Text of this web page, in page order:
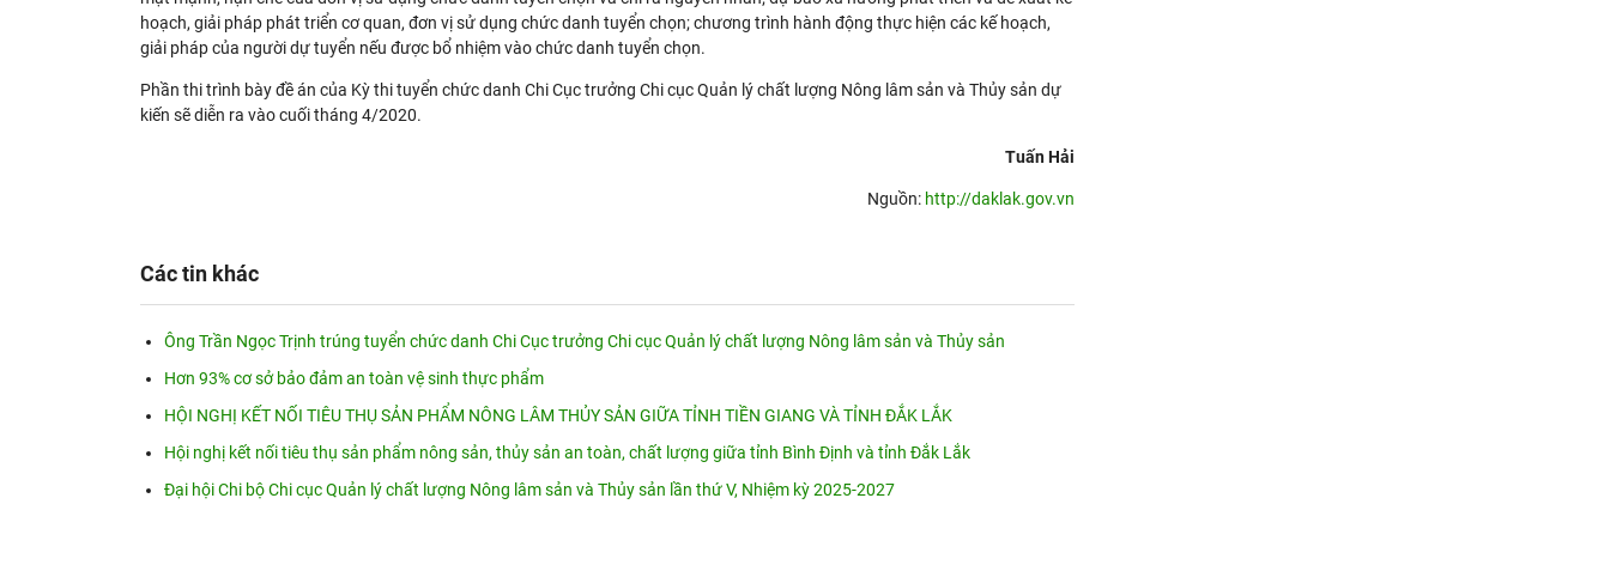
hoạch, giải pháp phát triển cơ quan, đơn vị sử dụng chức danh tuyển chọn; chương trình hành động thực hiện các kế hoạch,
giải pháp của người dự tuyển nếu được bổ nhiệm vào chức danh tuyển chọn.
Phần thi trình bày đề án của Kỳ thi tuyển chức danh Chi Cục trưởng Chi cục Quản lý chất lượng Nông lâm sản và Thủy sản dự
kiến sẽ diễn ra vào cuối tháng 4/2020.
Tuấn Hải
Nguồn: http://daklak.gov.vn
Các tin khác
Ông Trần Ngọc Trịnh trúng tuyển chức danh Chi Cục trưởng Chi cục Quản lý chất lượng Nông lâm sản và Thủy sản
Hơn 93% cơ sở bảo đảm an toàn vệ sinh thực phẩm
HỘI NGHỊ KẾT NỐI TIÊU THỤ SẢN PHẨM NÔNG LÂM THỦY SẢN GIỮA TỈNH TIỀN GIANG VÀ TỈNH ĐẮK LẮK
Hội nghị kết nối tiêu thụ sản phẩm nông sản, thủy sản an toàn, chất lượng giữa tỉnh Bình Định và tỉnh Đắk Lắk
Đại hội Chi bộ Chi cục Quản lý chất lượng Nông lâm sản và Thủy sản lần thứ V, Nhiệm kỳ 2025-2027